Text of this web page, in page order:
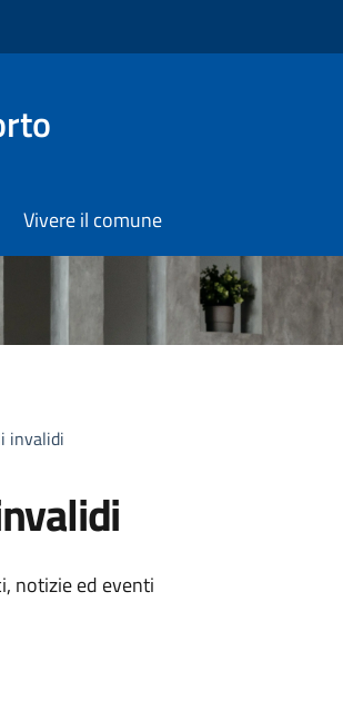
Vivere il comune
invalidi
notizie ed eventi